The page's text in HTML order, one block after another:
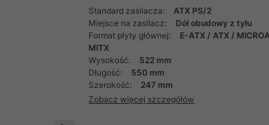
Standard zasilacza:
ATX PS/2
Miejsce na zasilacz:
Dół obudowy z tyłu
Format płyty głównej:
E-ATX / ATX /
MITX
Wysokość:
522 mm
Długość:
550 mm
Szerokość:
247 mm
Zobacz więcej szczegółów